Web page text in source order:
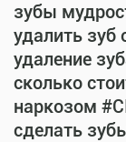
зубы
удалить зуб
удаление
сколько
наркозом
сделать